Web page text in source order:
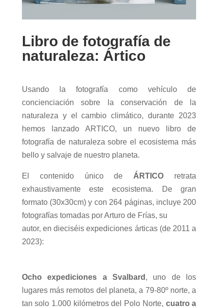
Libro de fotografía de
naturaleza: Ártico
Usando la fotografía como vehículo de
concienciación sobre la conservación de la
naturaleza y el cambio climático, durante 2023
hemos lanzado ARTICO, un nuevo libro de
fotografía de naturaleza sobre el ecosistema más
bello y salvaje de nuestro planeta.
El contenido único de ÁRTICO retrata
exhaustivamente este ecosistema. De gran
formato (30x30cm) y con 264 páginas, incluye 200
fotografías tomadas por Arturo de Frías, su
autor, en dieciséis expediciones árticas (de 2011 a
2023):
Ocho expediciones a Svalbard , uno de los
lugares más remotos del planeta, a 79-80º norte, a
tan solo 1.000 kilómetros del Polo Norte, cuatro a